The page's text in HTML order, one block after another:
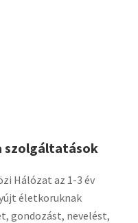
szolgáltatások
Hálózat az 1-3 év
életkoruknak
gondozást, nevelést,